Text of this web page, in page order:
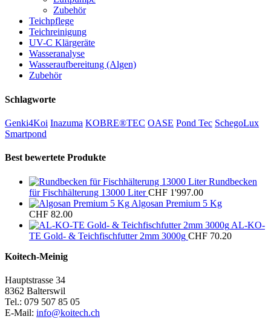
Zubehör
Teichpflege
Teichreinigung
UV-C Klärgeräte
Wasseranalyse
Wasseraufbereitung (Algen)
Zubehör
Schlagworte
Genki4Koi Inazuma KOBRE®TEC OASE Pond Tec SchegoLux
Smartpond
Best bewertete Produkte
Rundbecken
für Fischhälterung 13000 Liter CHF 1'997.00
Algosan Premium 5 Kg
CHF 82.00
AL-KO-
TE Gold- & Teichfischfutter 2mm 3000g CHF 70.20
Koitech-Meinig
Hauptstrasse 34
8362 Balterswil
Tel.: 079 507 85 05
E-Mail: info@koitech.ch